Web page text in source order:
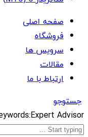
صفحه اصلی
فروشگاه
سرویس ها
مقالات
ارتباط با ما
جستوجو
What
are
Expert Advisor